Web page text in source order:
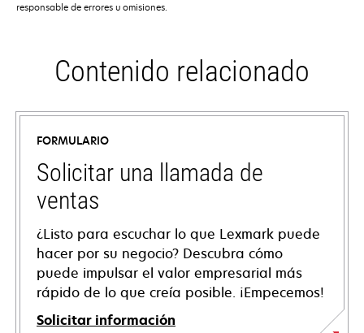
responsable de errores u omisiones.
Contenido relacionado
FORMULARIO
Solicitar una llamada de
ventas
¿Listo para escuchar lo que Lexmark puede
hacer por su negocio? Descubra cómo
puede impulsar el valor empresarial más
rápido de lo que creía posible. ¡Empecemos!
Solicitar información